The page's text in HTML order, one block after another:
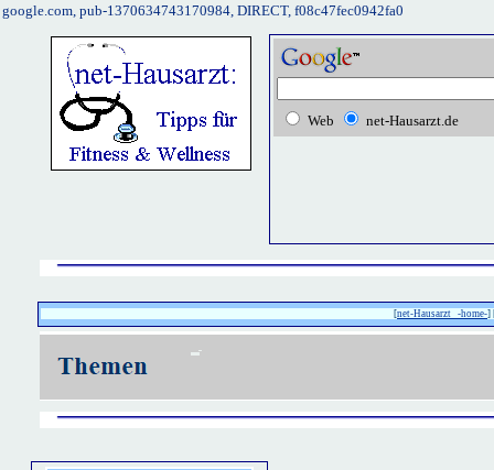
google.com, pub-1370634743170984, DIRECT, f08c47fec0942fa0
Web net-Hausarzt.de
[net-Hausarzt -home-]